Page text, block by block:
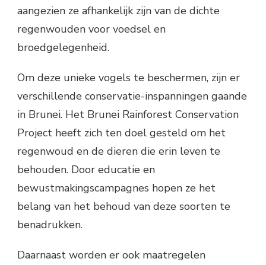
aangezien ze afhankelijk zijn van de dichte
regenwouden voor voedsel en
broedgelegenheid.
Om deze unieke vogels te beschermen, zijn er
verschillende conservatie-inspanningen gaande
in Brunei. Het Brunei Rainforest Conservation
Project heeft zich ten doel gesteld om het
regenwoud en de dieren die erin leven te
behouden. Door educatie en
bewustmakingscampagnes hopen ze het
belang van het behoud van deze soorten te
benadrukken.
Daarnaast worden er ook maatregelen